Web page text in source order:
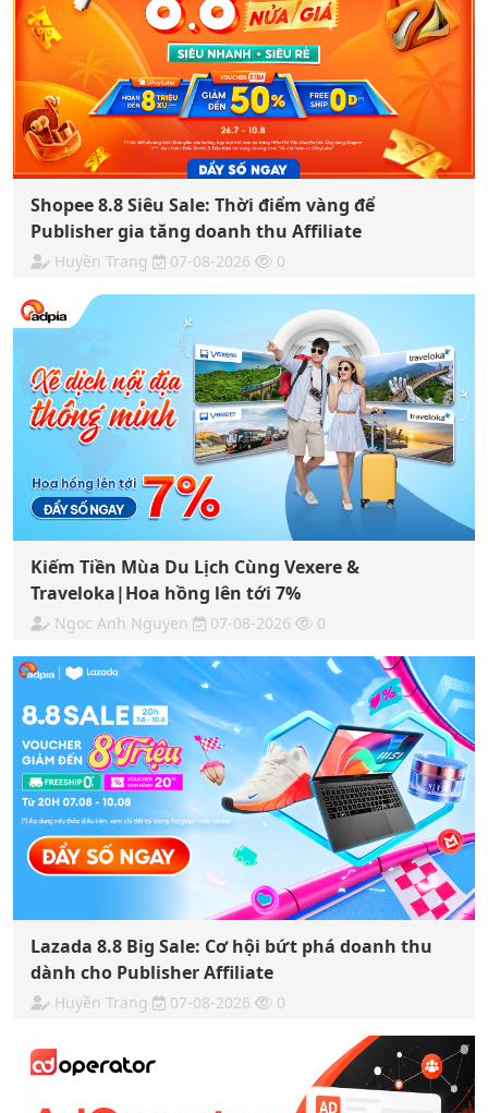
Shopee 8.8 Siêu Sale: Thời điểm vàng để
Publisher gia tăng doanh thu Affiliate
Huyền Trang 07-08-2026 0
Kiếm Tiền Mùa Du Lịch Cùng Vexere &
Traveloka|Hoa hồng lên tới 7%
Ngoc Anh Nguyen 07-08-2026 0
Lazada 8.8 Big Sale: Cơ hội bứt phá doanh thu
dành cho Publisher Affiliate
Huyền Trang 07-08-2026 0